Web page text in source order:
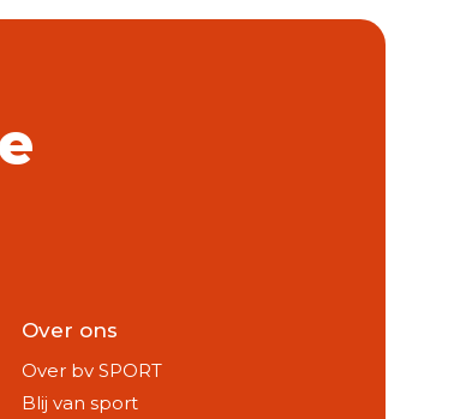
Over ons
Over bv SPORT
Blij van sport